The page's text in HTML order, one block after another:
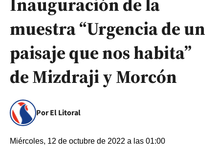
muestra “Urgencia de un
paisaje que nos habita”
de Mizdraji y Morcón
Por El Litoral
Miércoles, 12 de octubre de 2022 a las 01:00